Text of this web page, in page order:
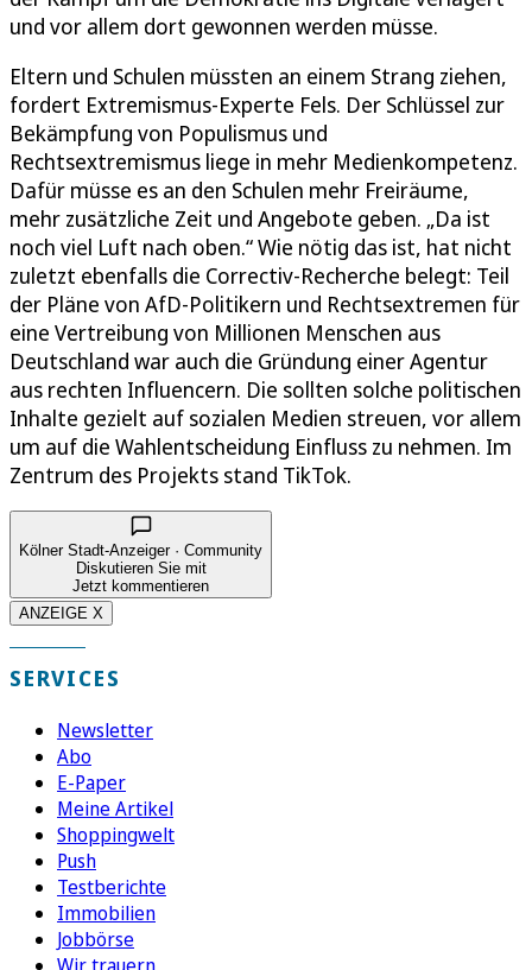
und vor allem dort gewonnen werden müsse.
Eltern und Schulen müssten an einem Strang ziehen,
fordert Extremismus-Experte Fels. Der Schlüssel zur
Bekämpfung von Populismus und
Rechtsextremismus liege in mehr Medienkompetenz.
Dafür müsse es an den Schulen mehr Freiräume,
mehr zusätzliche Zeit und Angebote geben. „Da ist
noch viel Luft nach oben.“ Wie nötig das ist, hat nicht
zuletzt ebenfalls die Correctiv-Recherche belegt: Teil
der Pläne von AfD-Politikern und Rechtsextremen für
eine Vertreibung von Millionen Menschen aus
Deutschland war auch die Gründung einer Agentur
aus rechten Influencern. Die sollten solche politischen
Inhalte gezielt auf sozialen Medien streuen, vor allem
um auf die Wahlentscheidung Einfluss zu nehmen. Im
Zentrum des Projekts stand TikTok.
Kölner Stadt-Anzeiger · Community
Diskutieren Sie mit
Jetzt kommentieren
ANZEIGE X
SERVICES
Newsletter
Abo
E-Paper
Meine Artikel
Shoppingwelt
Push
Testberichte
Immobilien
Jobbörse